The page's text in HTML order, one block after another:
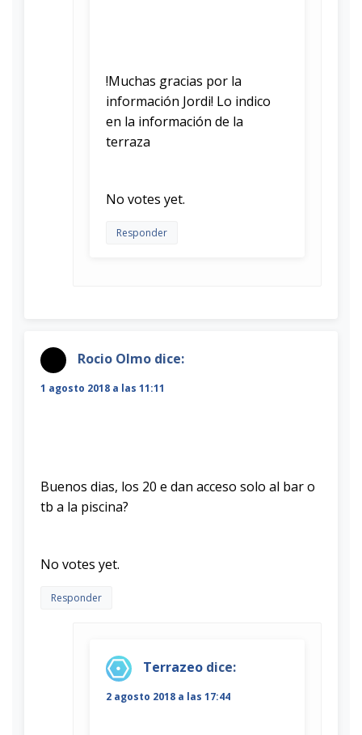
!Muchas gracias por la
información Jordi! Lo indico
en la información de la
terraza
No votes yet.
Responder
Rocio Olmo dice:
1 agosto 2018 a las 11:11
Buenos dias, los 20 e dan acceso solo al bar o
tb a la piscina?
No votes yet.
Responder
Terrazeo dice:
2 agosto 2018 a las 17:44